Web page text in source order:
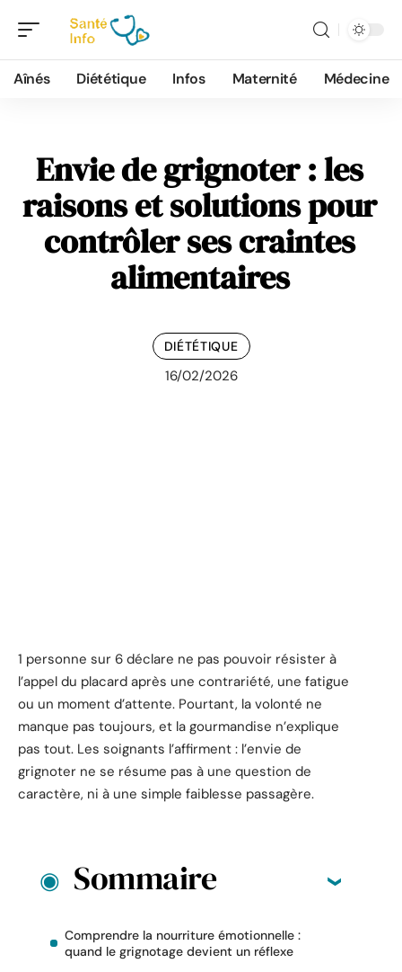
Aînés Diététique Infos Maternité Médecine
Envie de grignoter : les
raisons et solutions pour
contrôler ses craintes
alimentaires
DIÉTÉTIQUE
16/02/2026
1 personne sur 6 déclare ne pas pouvoir résister à
l’appel du placard après une contrariété, une fatigue
ou un moment d’attente. Pourtant, la volonté ne
manque pas toujours, et la gourmandise n’explique
pas tout. Les soignants l’affirment : l’envie de
grignoter ne se résume pas à une question de
caractère, ni à une simple faiblesse passagère.
Sommaire
Comprendre la nourriture émotionnelle :
quand le grignotage devient un réflexe